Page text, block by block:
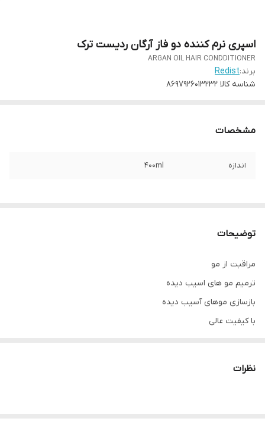
اسپری نرم کننده دو فاز آرگان ردیست ترک
ARGAN OIL HAIR CONDDITIONER
برند:Redist
شناسه کالا 8697926013232
مشخصات
اندازه 400ml
توضیحات
مراقبت از مو
ترمیم مو های اسیب دیده
بازسازی موهای آسیب دیده
با کیفیت عالی
نظرات